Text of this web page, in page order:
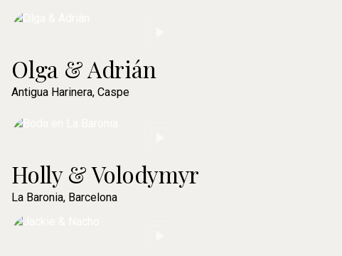
Olga & Adrián
Antigua Harinera, Caspe
Holly & Volodymyr
La Baronia, Barcelona